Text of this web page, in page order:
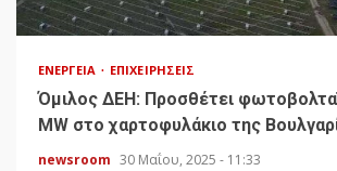
ΕΝΈΡΓΕΙΑ ΕΠΙΧΕΙΡΉΣΕΙΣ
Όμιλος ΔΕΗ: Προσθέτει
MW στο χαρτοφυλάκιο της
newsroom 30 Μαΐου, 2025 - 11:33